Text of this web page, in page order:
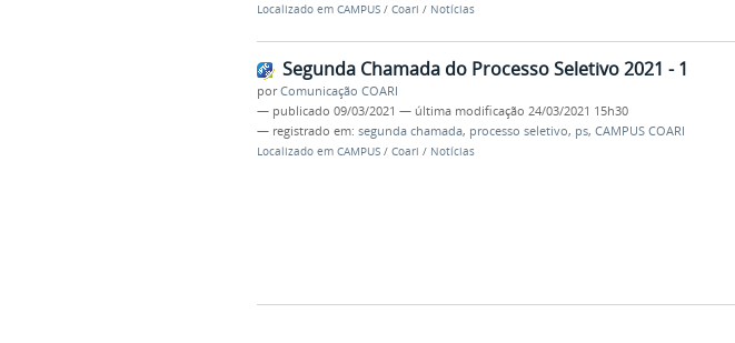
Localizado em CAMPUS / Coari / Notícias
Segunda Chamada do Processo Seletivo 2021 - 1
porComunicação COARI
— publicado 09/03/2021 — última modificação 24/03/2021 15h30
— registrado em: segunda chamada, processo seletivo, ps, CAMPUS COARI
Localizado em CAMPUS / Coari / Notícias